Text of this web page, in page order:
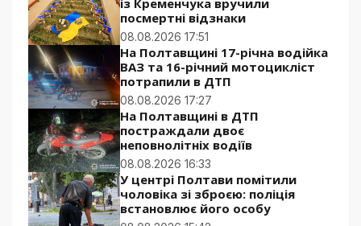
із Кременчука вручили
посмертні відзнаки
08.08.2026 17:51
На Полтавщині 17-річна водійка
ВАЗ та 16-річний мотоцикліст
потрапили в ДТП
08.08.2026 17:27
На Полтавщині в ДТП
постраждали двоє
неповнолітніх водіїв
08.08.2026 16:33
У центрі Полтави помітили
чоловіка зі зброєю: поліція
встановлює його особу